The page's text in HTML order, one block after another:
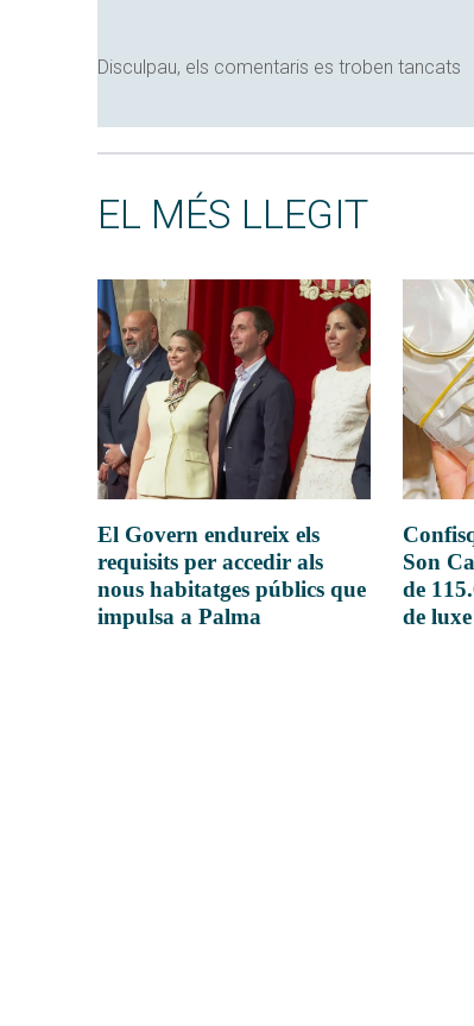
Disculpau, els comentaris es troben tancats
EL MÉS LLEGIT
El Govern endureix els
requisits per accedir als
nous habitatges públics que
impulsa a Palma
Son
de
de